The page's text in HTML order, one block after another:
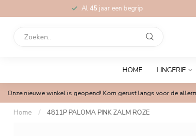
Al 45 jaar een begrip
HOME LINGERIE
Onze nieuwe winkel is geopend! Kom gerust langs voor de
Home / 4811P PALOMA PINK ZALM ROZE